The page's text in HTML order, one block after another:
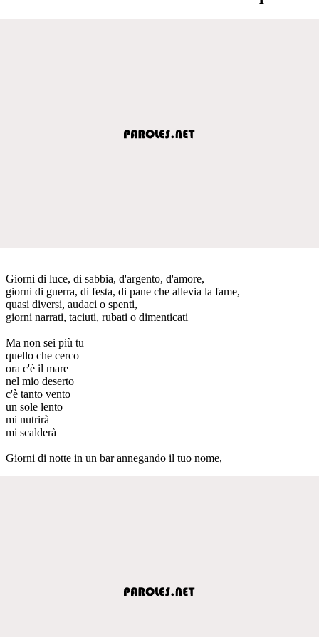
Giorni di luce, di sabbia, d'argento, d'amore,
giorni di guerra, di festa, di pane che allevia la fame,
quasi diversi, audaci o spenti,
giorni narrati, taciuti, rubati o dimenticati
Ma non sei più tu
quello che cerco
ora c'è il mare
nel mio deserto
c'è tanto vento
un sole lento
mi nutrirà
mi scalderà
Giorni di notte in un bar annegando il tuo nome,